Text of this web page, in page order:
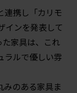
連携し「カリモ
インを発表して
家具は、これ
ラルで優しい雰
みのある家具ま